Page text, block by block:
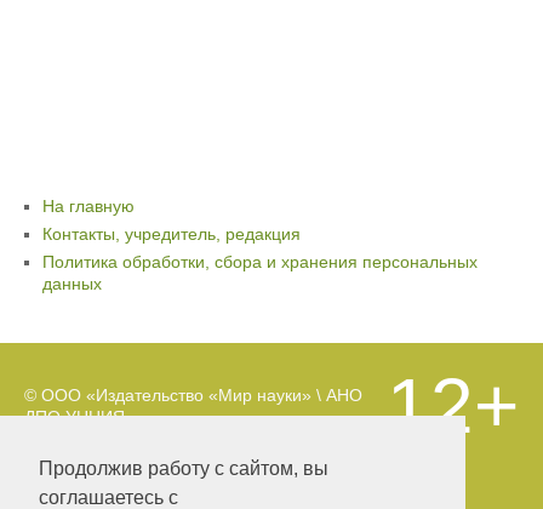
Продолжив работу с сайтом, вы
соглашаетесь с
На главную
Контакты, учредитель, редакция
Политика обработки, сбора и хранения персональных
данных
© ООО «Издательство «Мир науки» \ АНО
ДПО УНЦИЯ.
охраняются Законом о защите авторских
прав. Публикация любых материалов
этого сайта запрещена без
12+